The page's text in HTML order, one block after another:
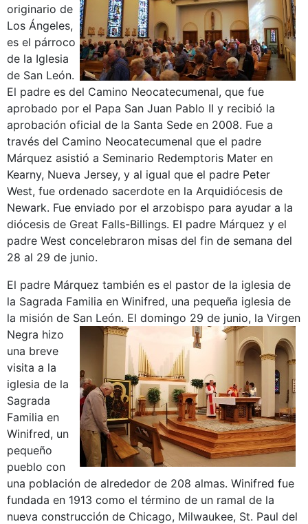
originario de
Los Ángeles,
es el párroco
de la Iglesia
de San León.
El padre es del Camino Neocatecumenal, que fue
aprobado por el Papa San Juan Pablo II y recibió la
aprobación oficial de la Santa Sede en 2008. Fue a
través del Camino Neocatecumenal que el padre
Márquez asistió a Seminario Redemptoris Mater en
Kearny, Nueva Jersey, y al igual que el padre Peter
West, fue ordenado sacerdote en la Arquidiócesis de
Newark. Fue enviado por el arzobispo para ayudar a la
diócesis de Great Falls-Billings. El padre Márquez y el
padre West concelebraron misas del fin de semana del
28 al 29 de junio.
El padre Márquez también es el pastor de la iglesia de
la Sagrada Familia en Winifred, una pequeña iglesia de
la misión de San León. El domingo 29 de junio, la Virgen
Negra hizo
una breve
visita a la
iglesia de la
Sagrada
Familia en
Winifred, un
pequeño
pueblo con
una población de alrededor de 208 almas. Winifred fue
fundada en 1913 como el término de un ramal de la
nueva construcción de Chicago, Milwaukee, St. Paul del